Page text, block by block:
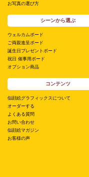
お写真の選び方
シーンから選ぶ
ウェルカムボード
ご両親進呈ボード
誕生日プレゼントボード
祝日 催事用ボード
オプション商品
コンテンツ
似顔絵グラフィックスについて
オーダーする
よくある質問
お問い合わせ
似顔絵マガジン
お客様の声